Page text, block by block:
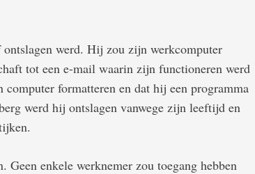
werd. Hij zou zijn werkcomputer
tot een e-mail waarin zijn functioneren werd
formatteren en dat hij een programma
werd hij ontslagen vanwege zijn leeftijd en
enkele werknemer zou toegang hebben